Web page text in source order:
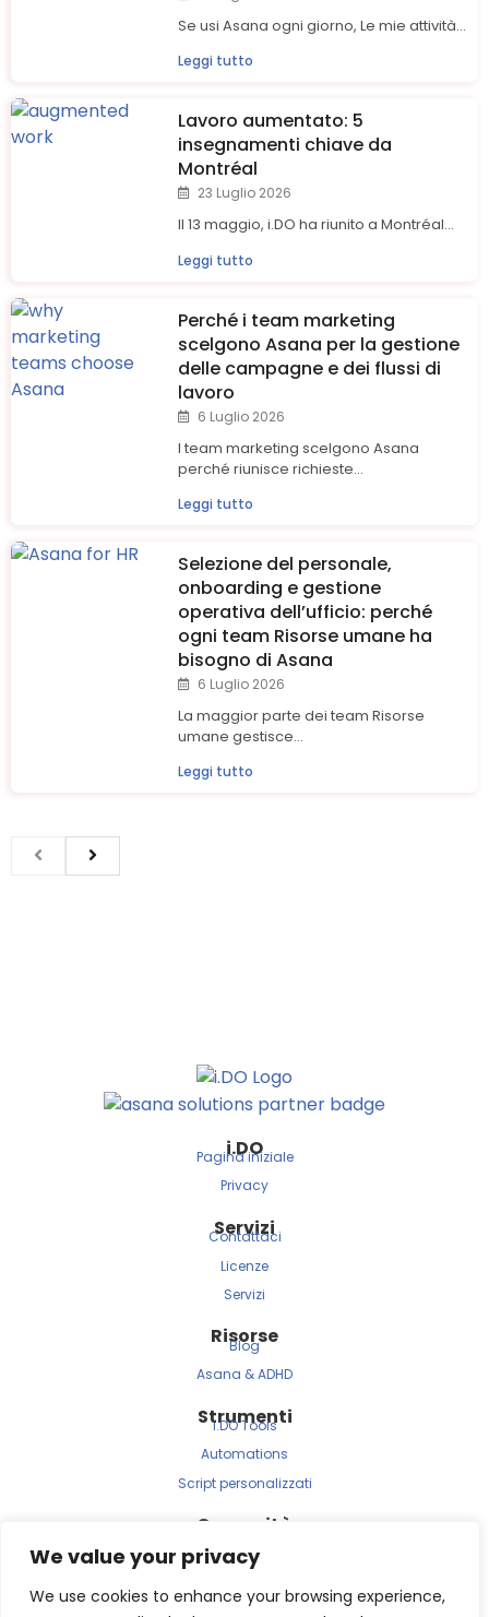
We value your privacy
We use cookies to enhance your browsing experience,
Se usi Asana ogni giorno, Le mie attività...
Leggi tutto
Lavoro aumentato: 5
insegnamenti chiave da
Montréal
23 Luglio 2026
Il 13 maggio, i.DO ha riunito a Montréal...
Leggi tutto
Perché i team marketing
scelgono Asana per la gestione
delle campagne e dei flussi di
lavoro
6 Luglio 2026
I team marketing scelgono Asana
perché riunisce richieste...
Leggi tutto
Selezione del personale,
onboarding e gestione
operativa dell’ufficio: perché
ogni team Risorse umane ha
bisogno di Asana
6 Luglio 2026
La maggior parte dei team Risorse
umane gestisce...
Leggi tutto
i.DO
Pagina iniziale
Privacy
Servizi
Contattaci
Licenze
Servizi
Risorse
Blog
Asana & ADHD
Strumenti
i.DO Tools
Automations
Script personalizzati
Comunità
Clients
Testimonials